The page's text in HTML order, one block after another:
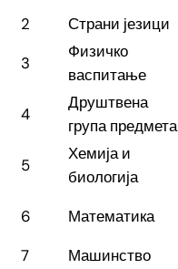
2
Страни језици
3
Физичко
васпитање
4
Друштвена
група предмета
5
Хемија и
биологија
6 Математика
7
Машинство